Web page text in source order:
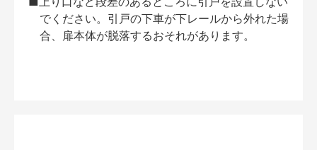
でください。引戸の下車が下レールから外れた場
合、扉本体が脱落するおそれがあります。